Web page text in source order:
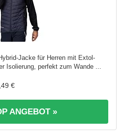
Jacke für Herren mit Extol-
Isolierung, perfekt zum Wande ...
€
ANGEBOT »